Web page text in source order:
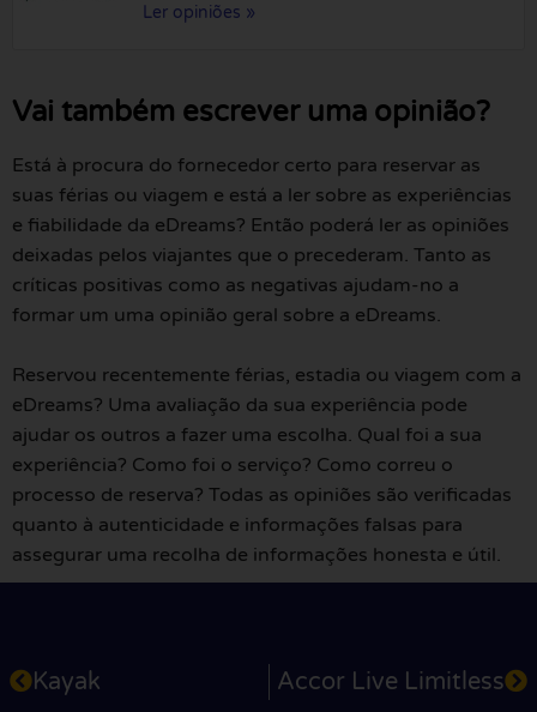
Ler opiniões »
Vai também escrever uma opinião?
Está à procura do fornecedor certo para reservar as
suas férias ou viagem e está a ler sobre as experiências
e fiabilidade da eDreams? Então poderá ler as opiniões
deixadas pelos viajantes que o precederam. Tanto as
críticas positivas como as negativas ajudam-no a
formar um uma opinião geral sobre a eDreams.
Reservou recentemente férias, estadia ou viagem com a
eDreams? Uma avaliação da sua experiência pode
ajudar os outros a fazer uma escolha. Qual foi a sua
experiência? Como foi o serviço? Como correu o
processo de reserva? Todas as opiniões são verificadas
quanto à autenticidade e informações falsas para
assegurar uma recolha de informações honesta e útil.
Kayak Accor Live Limitless